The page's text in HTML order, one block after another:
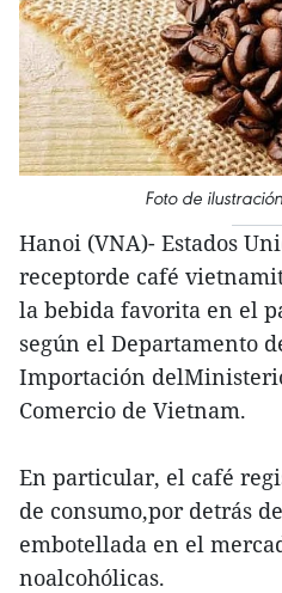
Foto de
Hanoi (VNA)- Estados
receptorde café
la bebida favorita en el
según el Departamento
Importación
Comercio de Vietnam.
En particular, el café
de consumo,por detrás
embotellada en el
noalcohólicas.